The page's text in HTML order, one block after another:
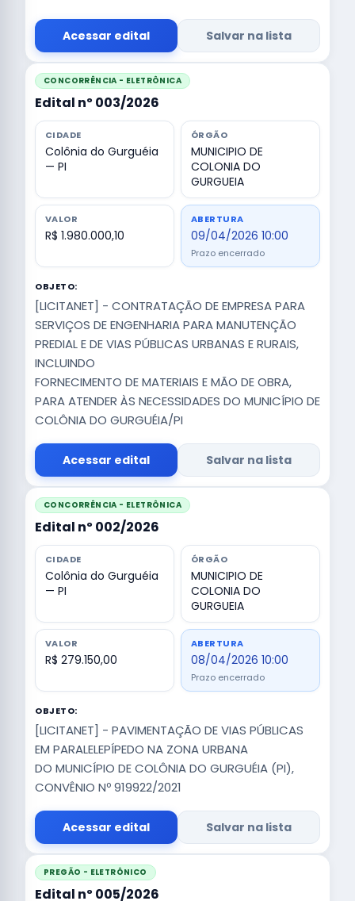
Acessar edital Salvar na lista
CONCORRÊNCIA - ELETRÔNICA
Edital nº 003/2026
CIDADE
Colônia do Gurguéia
— PI
ÓRGÃO
MUNICIPIO DE
COLONIA DO
GURGUEIA
VALOR
R$ 1.980.000,10
ABERTURA
09/04/2026 10:00
Prazo encerrado
OBJETO:
[LICITANET] - CONTRATAÇÃO DE EMPRESA PARA
SERVIÇOS DE ENGENHARIA PARA MANUTENÇÃO
PREDIAL E DE VIAS PÚBLICAS URBANAS E RURAIS,
INCLUINDO
FORNECIMENTO DE MATERIAIS E MÃO DE OBRA,
PARA ATENDER ÀS NECESSIDADES DO MUNICÍPIO DE
COLÔNIA DO GURGUÉIA/PI
Acessar edital Salvar na lista
CONCORRÊNCIA - ELETRÔNICA
Edital nº 002/2026
CIDADE
Colônia do Gurguéia
— PI
ÓRGÃO
MUNICIPIO DE
COLONIA DO
GURGUEIA
VALOR
R$ 279.150,00
ABERTURA
08/04/2026 10:00
Prazo encerrado
OBJETO:
[LICITANET] - PAVIMENTAÇÃO DE VIAS PÚBLICAS
EM PARALELEPÍPEDO NA ZONA URBANA
DO MUNICÍPIO DE COLÔNIA DO GURGUÉIA (PI),
CONVÊNIO Nº 919922/2021
Acessar edital Salvar na lista
PREGÃO - ELETRÔNICO
Edital nº 005/2026